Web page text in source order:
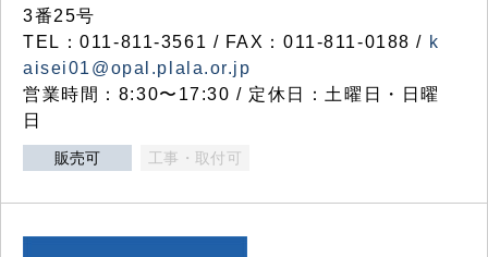
3番25号
TEL：011-811-3561 / FAX：011-811-0188 / k
aisei01@opal.plala.or.jp
営業時間：8:30〜17:30 / 定休日：土曜日・日曜
日
販売可 工事・取付可